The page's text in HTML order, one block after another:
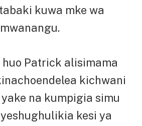
kuwa mke wa
mwanangu.
Patrick alisimama
kichwani
na kumpigia simu
kesi ya